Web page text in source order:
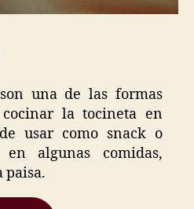
una de las formas
la tocineta en
usar como snack o
algunas comidas,
paisa.